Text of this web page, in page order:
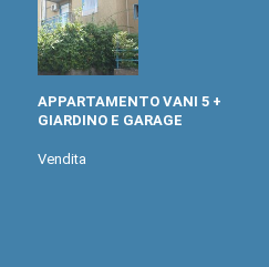
APPARTAMENTO VANI 5 +
GIARDINO E GARAGE
Vendita